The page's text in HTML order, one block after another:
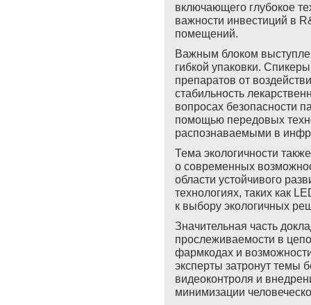
включающего глубокое
важности инвестиций в
помещений.
Важным блоком
гибкой упаковки.
препаратов от
стабильность
вопросах безопасности
помощью передовых
распознаваемыми в
Тема экологичности
о современных
области устойчивого
технологиях, таких как
к выбору экологичных
Значительная часть
прослеживаемости в
фармкодах и
эксперты затронут темы
видеоконтроля и
минимизации